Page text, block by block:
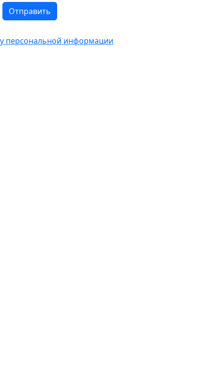
Отправить
персональной информации